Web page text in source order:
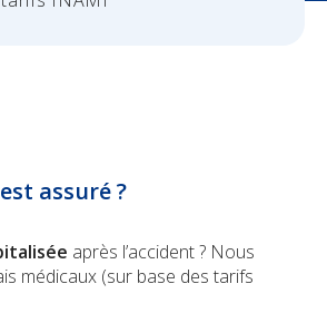
assuré ?
après l’accident ? Nous
médicaux (sur base des tarifs